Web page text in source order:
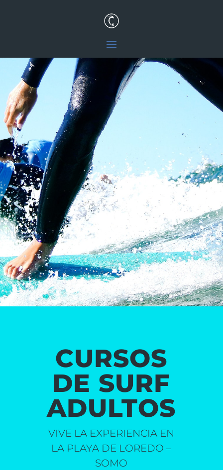
CURSOS
DE SURF
ADULTOS
VIVE LA EXPERIENCIA EN
LA PLAYA DE LOREDO –
SOMO